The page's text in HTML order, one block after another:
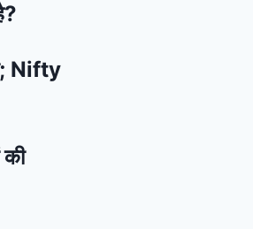
Nifty